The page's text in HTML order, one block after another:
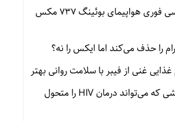
دستور بازرسی فوری هواپیمای بوئینگ ۷۳۷ مکس
را حذف می‌کند اما ایکس را نه؟
غذایی غنی از فیبر با سلامت روانی بهتر
قرص آزمایشی که می‌تواند درمان HIV را متحول